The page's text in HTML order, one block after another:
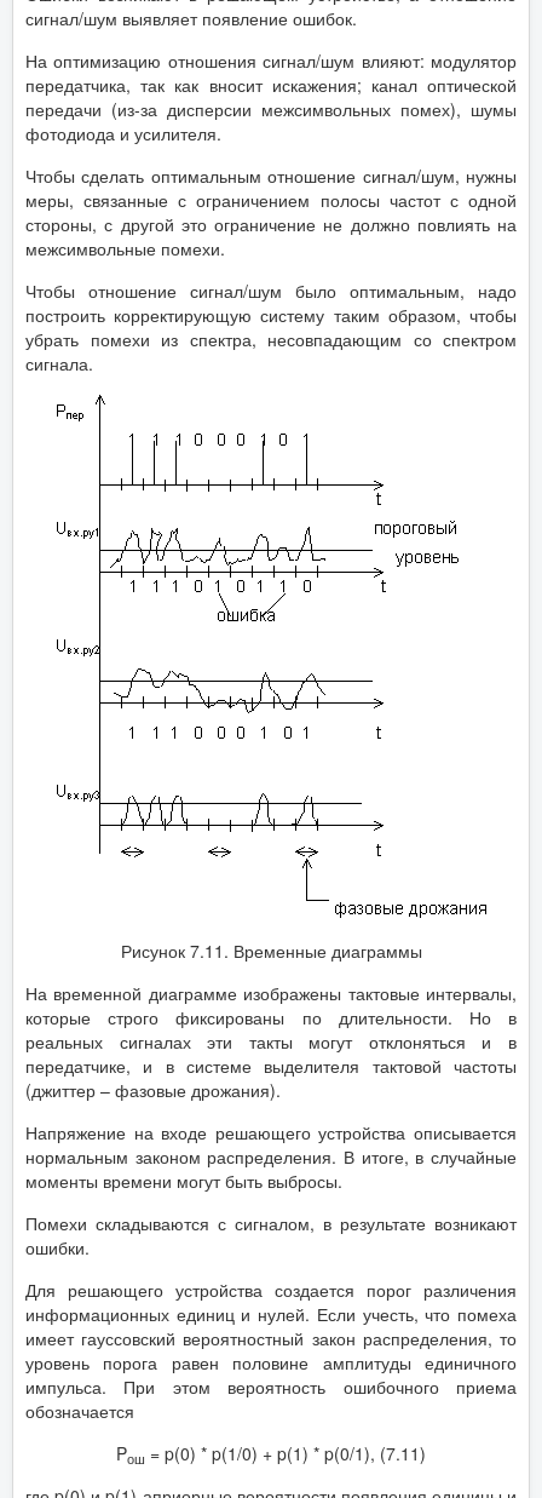
сигнал/шум выявляет появление ошибок.
На оптимизацию отношения сигнал/шум влияют: модулятор
передатчика, так как вносит искажения; канал оптической
передачи (из-за дисперсии межсимвольных помех), шумы
фотодиода и усилителя.
Чтобы сделать оптимальным отношение сигнал/шум, нужны
меры, связанные с ограничением полосы частот с одной
стороны, с другой это ограничение не должно повлиять на
межсимвольные помехи.
Чтобы отношение сигнал/шум было оптимальным, надо
построить корректирующую систему таким образом, чтобы
убрать помехи из спектра, несовпадающим со спектром
сигнала.
Рисунок 7.11. Временные диаграммы
На временной диаграмме изображены тактовые интервалы,
которые строго фиксированы по длительности. Но в
реальных сигналах эти такты могут отклоняться и в
передатчике, и в системе выделителя тактовой частоты
(джиттер – фазовые дрожания).
Напряжение на входе решающего устройства описывается
нормальным законом распределения. В итоге, в случайные
моменты времени могут быть выбросы.
Помехи складываются с сигналом, в результате возникают
ошибки.
Для решающего устройства создается порог различения
информационных единиц и нулей. Если учесть, что помеха
имеет гауссовский вероятностный закон распределения, то
уровень порога равен половине амплитуды единичного
импульса. При этом вероятность ошибочного приема
обозначается
Pош = p(0) * p(1/0) + p(1) * p(0/1), (7.11)